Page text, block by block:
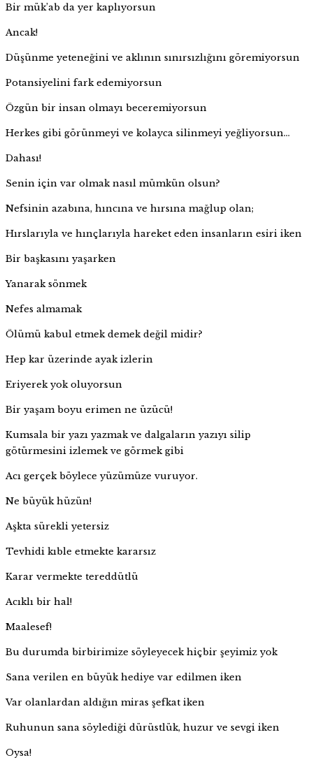
Bir mük’ab da yer kaplıyorsun
Ancak!
Düşünme yeteneğini ve aklının sınırsızlığını göremiyorsun
Potansiyelini fark edemiyorsun
Özgün bir insan olmayı beceremiyorsun
Herkes gibi görünmeyi ve kolayca silinmeyi yeğliyorsun…
Dahası!
Senin için var olmak nasıl mümkün olsun?
Nefsinin azabına, hıncına ve hırsına mağlup olan;
Hırslarıyla ve hınçlarıyla hareket eden insanların esiri iken
Bir başkasını yaşarken
Yanarak sönmek
Nefes almamak
Ölümü kabul etmek demek değil midir?
Hep kar üzerinde ayak izlerin
Eriyerek yok oluyorsun
Bir yaşam boyu erimen ne üzücü!
Kumsala bir yazı yazmak ve dalgaların yazıyı silip
götürmesini izlemek ve görmek gibi
Acı gerçek böylece yüzümüze vuruyor.
Ne büyük hüzün!
Aşkta sürekli yetersiz
Tevhidi kıble etmekte kararsız
Karar vermekte tereddütlü
Acıklı bir hal!
Maalesef!
Bu durumda birbirimize söyleyecek hiçbir şeyimiz yok
Sana verilen en büyük hediye var edilmen iken
Var olanlardan aldığın miras şefkat iken
Ruhunun sana söylediği dürüstlük, huzur ve sevgi iken
Oysa!